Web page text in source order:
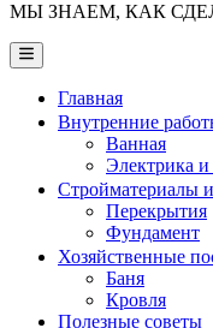
МЫ ЗНАЕМ, КАК
Главное
меню
Главная
Внутренние
Ванная
Электрика
Стройматериалы
Перекрытия
Фундамент
Хозяйственные
Баня
Кровля
Полезные советы